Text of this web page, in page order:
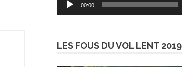
00:00
LES FOUS DU VOL LENT 2019